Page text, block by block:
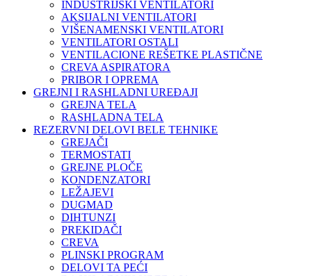
INDUSTRIJSKI VENTILATORI
AKSIJALNI VENTILATORI
VIŠENAMENSKI VENTILATORI
VENTILATORI OSTALI
VENTILACIONE REŠETKE PLASTIČNE
CREVA ASPIRATORA
PRIBOR I OPREMA
GREJNI I RASHLADNI UREĐAJI
GREJNA TELA
RASHLADNA TELA
REZERVNI DELOVI BELE TEHNIKE
GREJAČI
TERMOSTATI
GREJNE PLOČE
KONDENZATORI
LEŽAJEVI
DUGMAD
DIHTUNZI
PREKIDAČI
CREVA
PLINSKI PROGRAM
DELOVI TA PEĆI